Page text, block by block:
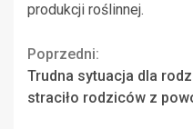
produkcji roślinnej.
Continue
Reading
Poprzedni:
Trudna sytuacja dla
straciło rodziców z